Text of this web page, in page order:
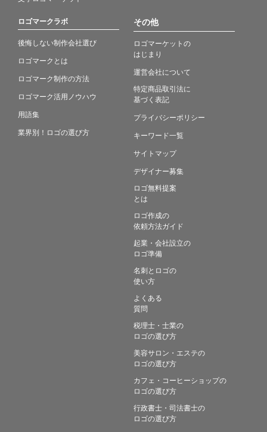
ロゴマークラボ
後悔しない制作会社選び
ロゴマークとは
ロゴマーク制作の方法
ロゴマーク活用ノウハウ
用語集
業界別！ロゴの選び方
その他
ロゴマーケットの
はじまり
運営会社について
特定商品取引法に
基づく表記
プライバシーポリシー
キーワード一覧
サイトマップ
デザイナー募集
ロゴ無料提案
とは
ロゴ作成の
依頼方法ガイド
起業・会社設立の
ロゴ準備
名刺とロゴの
使い方
よくある
質問
税理士・士業の
ロゴの選び方
美容サロン・エステの
ロゴの選び方
カフェ・コーヒーショップの
ロゴの選び方
行政書士・司法書士の
ロゴの選び方